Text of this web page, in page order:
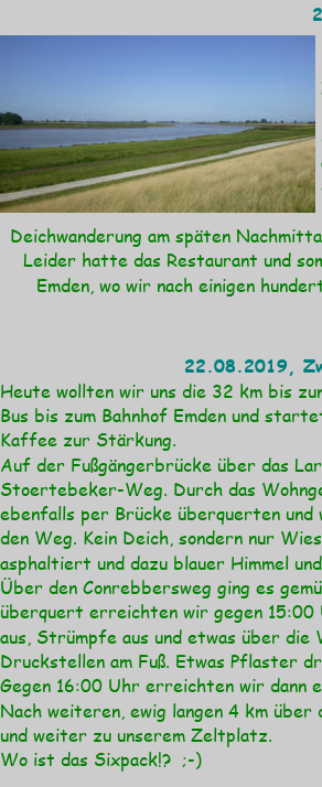
Deichwanderung am späten
Leider hatte das Restaurant und
Emden, wo wir nach einigen
22.08.2019,
Heute wollten wir uns die 32 km bis
Bus bis zum Bahnhof Emden und
Kaffee zur Stärkung.
Auf der Fußgängerbrücke über das
Stoertebeker-Weg. Durch das
ebenfalls per Brücke überquerten
den Weg. Kein Deich, sondern nur
asphaltiert und dazu blauer Himmel
Über den Conrebbersweg ging es
überquert erreichten wir gegen 15:00
aus, Strümpfe aus und etwas über
Druckstellen am Fuß. Etwas Pflaster
Gegen 16:00 Uhr erreichten wir dann
Nach weiteren, ewig langen 4 km
und weiter zu unserem Zeltplatz.
Wo ist das Sixpack!?  ;-)